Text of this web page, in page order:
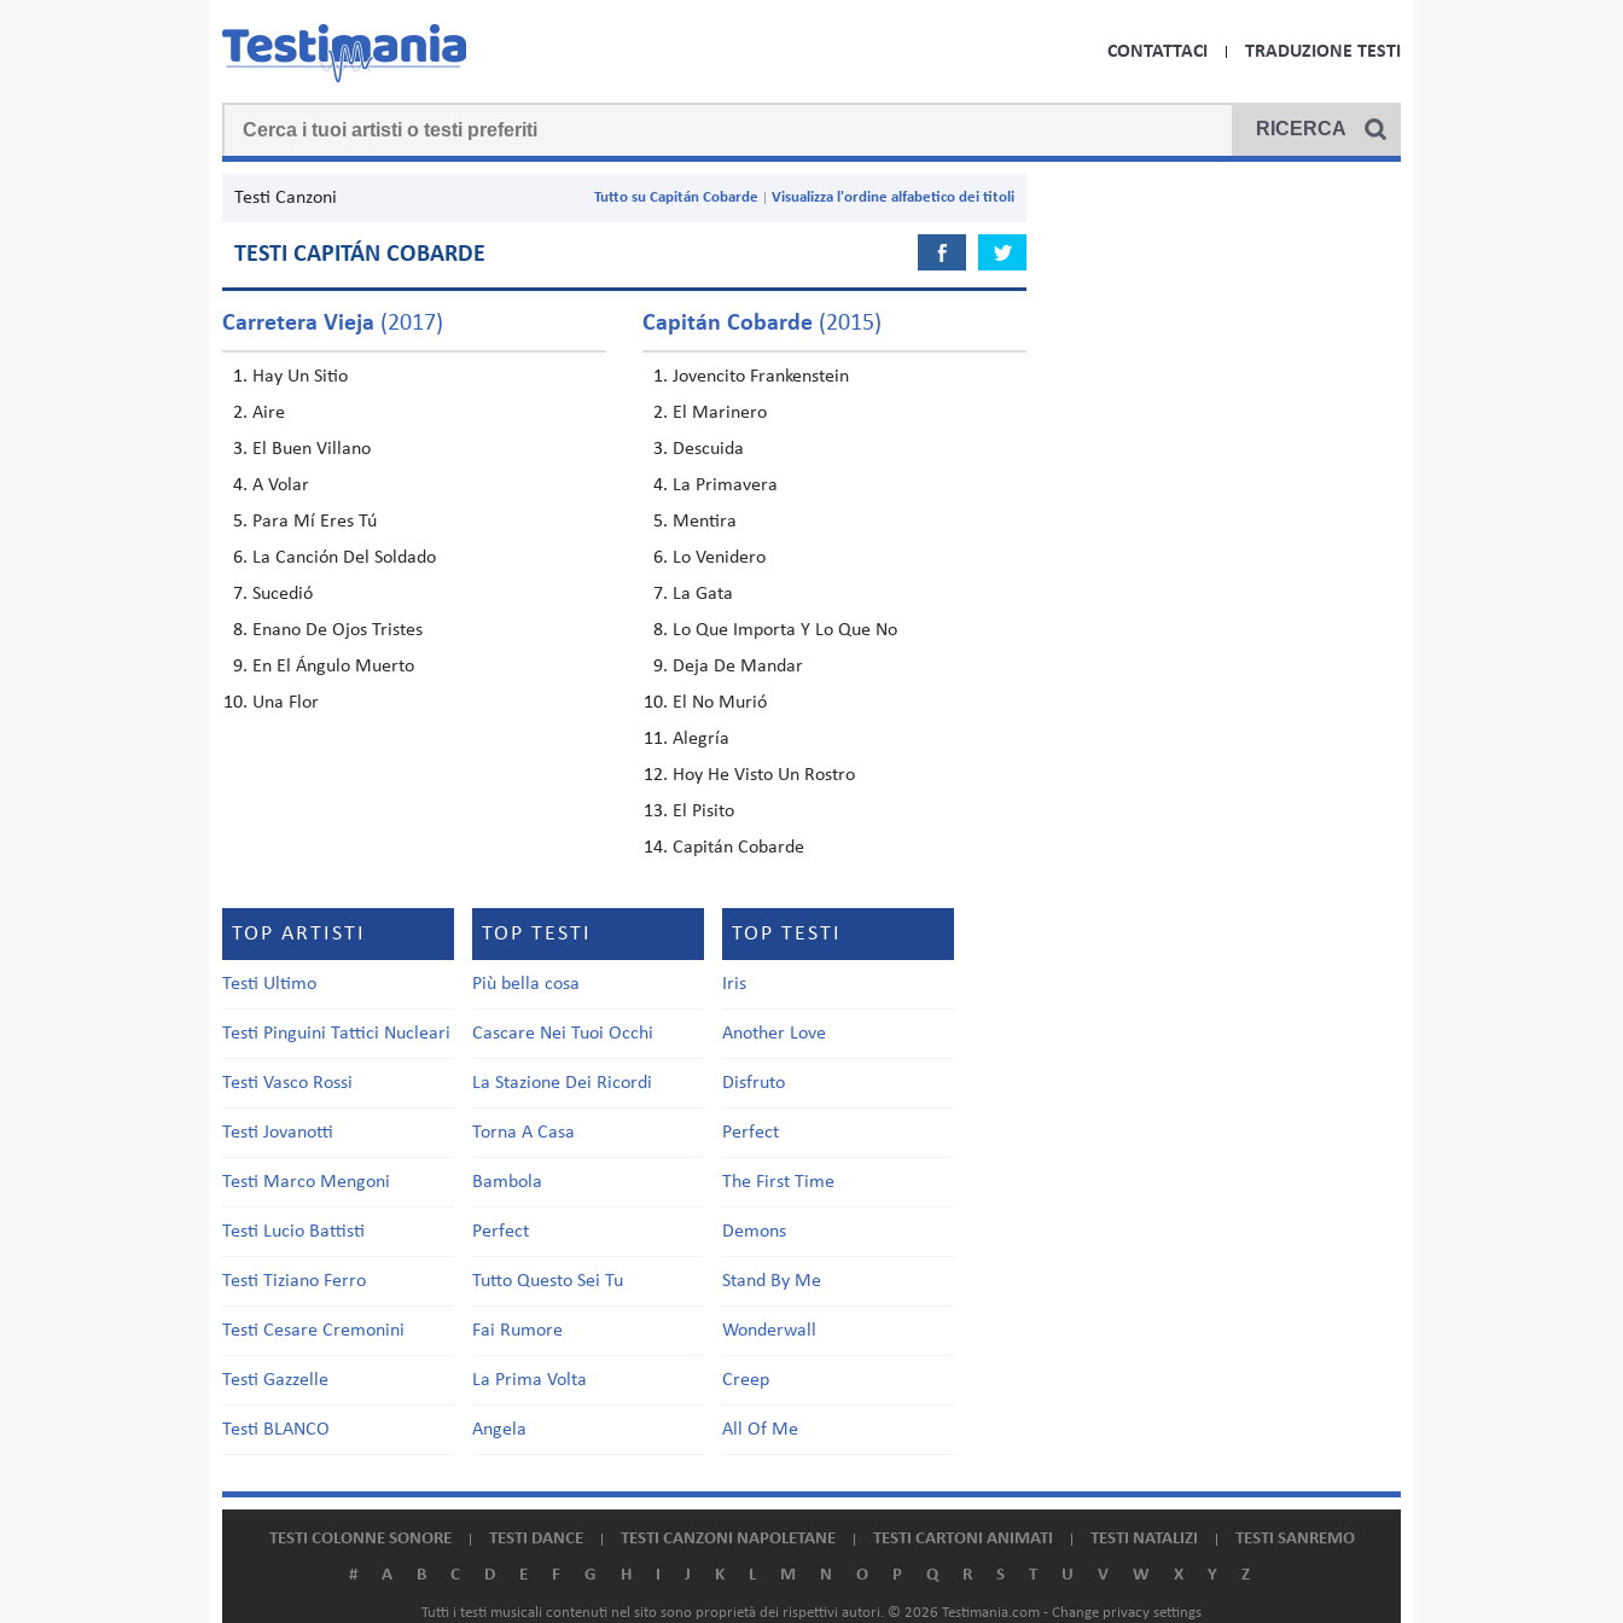
CONTATTACI TRADUZIONE TESTI
Testi Canzoni Visualizza l'ordine alfabetico dei titoli
Tutto su Capitán Cobarde
TESTI CAPITÁN COBARDE
Carretera Vieja (2017)
Hay Un Sitio
Aire
El Buen Villano
A Volar
Para Mí Eres Tú
La Canción Del Soldado
Sucedió
Enano De Ojos Tristes
En El Ángulo Muerto
Una Flor
Capitán Cobarde (2015)
Jovencito Frankenstein
El Marinero
Descuida
La Primavera
Mentira
Lo Venidero
La Gata
Lo Que Importa Y Lo Que No
Deja De Mandar
El No Murió
Alegría
Hoy He Visto Un Rostro
El Pisito
Capitán Cobarde
TOP ARTISTI
Testi Ultimo
Testi Pinguini Tattici Nucleari
Testi Vasco Rossi
Testi Jovanotti
Testi Marco Mengoni
Testi Lucio Battisti
Testi Tiziano Ferro
Testi Cesare Cremonini
Testi Gazzelle
Testi BLANCO
TOP TESTI
Più bella cosa
Cascare Nei Tuoi Occhi
La Stazione Dei Ricordi
Torna A Casa
Bambola
Perfect
Tutto Questo Sei Tu
Fai Rumore
La Prima Volta
Angela
TOP TESTI
Iris
Another Love
Disfruto
Perfect
The First Time
Demons
Stand By Me
Wonderwall
Creep
All Of Me
TESTI COLONNE SONORE TESTI DANCE TESTI CANZONI NAPOLETANE TESTI CARTONI ANIMATI TESTI NATALIZI
TESTI SANREMO
#
A B C D E F G H I J K L M N O P Q R S T U V W X Y Z
Tutti i testi musicali contenuti nel sito sono proprietà dei rispettivi autori. © 2026 Testimania.com - Change privacy settings